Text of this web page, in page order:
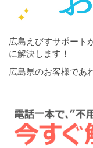
広島えびすサポート
に解決します！
広島県のお客様であ